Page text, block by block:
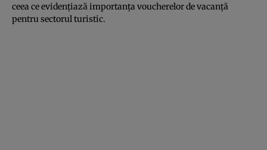
ceea ce evidențiază importanța voucherelor de vacanță
pentru sectorul turistic.